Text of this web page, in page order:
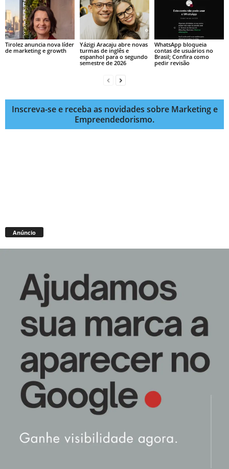
Tirolez anuncia nova líder
de marketing e growth
Yázigi Aracaju abre novas
turmas de inglês e
espanhol para o segundo
semestre de 2026
WhatsApp bloqueia
contas de usuários no
Brasil; Confira como
pedir revisão
Inscreva-se e receba as novidades sobre Marketing e
Empreendedorismo.
Anúncio